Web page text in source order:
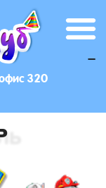
320
_